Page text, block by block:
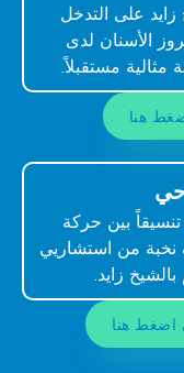
على التدخل
الأسنان لدى
مثالية مستقبلاً.
هنا
بين حركة
نخبة من استشاريي
زايد.
اضغط هنا